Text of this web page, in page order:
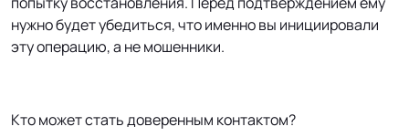
нужно будет убедиться, что именно вы инициировали
эту операцию, а не мошенники.
Кто может стать доверенным контактом?